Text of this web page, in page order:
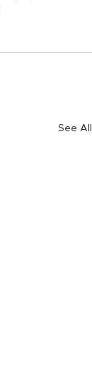
See All